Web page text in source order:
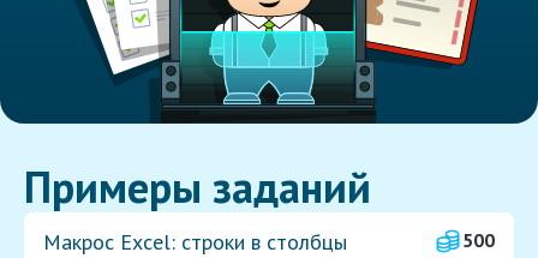
Примеры заданий
Макрос Excel: строки в столбцы
500